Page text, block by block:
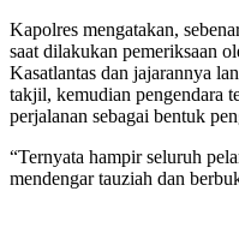
Kapolres mengatakan,
saat dilakukan pemeriksaan
Kasatlantas dan jajarannya
takjil, kemudian pengendara
perjalanan sebagai bentuk
“Ternyata hampir seluruh
mendengar tauziah dan